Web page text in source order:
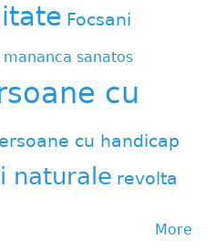
Focsani
mananca sanatos
cu
cu handicap
naturale revolta
More